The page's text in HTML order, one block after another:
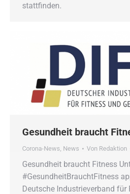
stattfinden.
Gesundheit braucht
Corona-News News Von Redaktion
Gesundheit braucht Fitness
#GesundheitBrauchtFitness
Deutsche Industrieverband für